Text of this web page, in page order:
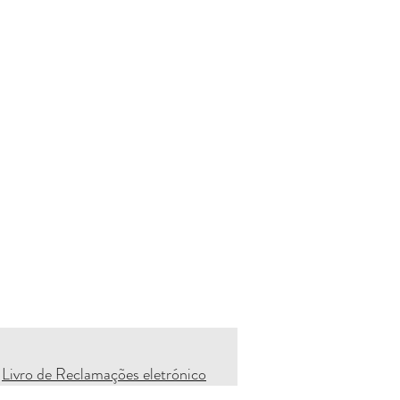
Livro de Reclamações eletrónico